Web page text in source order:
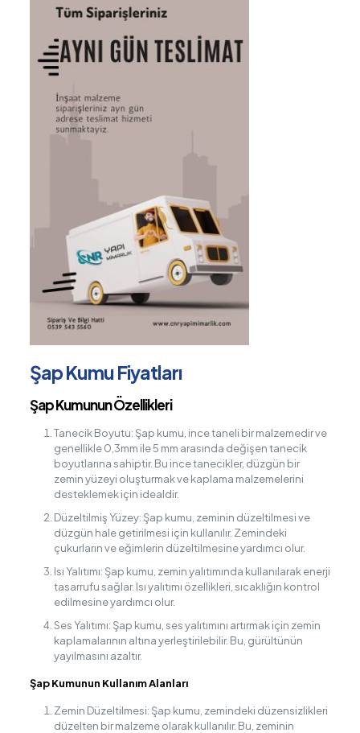
Şap Kumu Fiyatları
Şap Kumunun Özellikleri
Tanecik Boyutu: Şap kumu, ince taneli bir malzemedir ve
genellikle 0,3mm ile 5 mm arasında değişen tanecik
boyutlarına sahiptir. Bu ince tanecikler, düzgün bir
zemin yüzeyi oluşturmak ve kaplama malzemelerini
desteklemek için idealdir.
Düzeltilmiş Yüzey: Şap kumu, zeminin düzeltilmesi ve
düzgün hale getirilmesi için kullanılır. Zemindeki
çukurların ve eğimlerin düzeltilmesine yardımcı olur.
Isı Yalıtımı: Şap kumu, zemin yalıtımında kullanılarak enerji
tasarrufu sağlar. Isı yalıtımı özellikleri, sıcaklığın kontrol
edilmesine yardımcı olur.
Ses Yalıtımı: Şap kumu, ses yalıtımını artırmak için zemin
kaplamalarının altına yerleştirilebilir. Bu, gürültünün
yayılmasını azaltır.
Şap Kumunun Kullanım Alanları
Zemin Düzeltilmesi: Şap kumu, zemindeki düzensizlikleri
düzelten bir malzeme olarak kullanılır. Bu, zeminin